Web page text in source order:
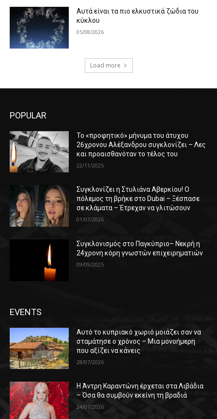
Αυτά είναι τα πιο ελκυστικά ζώδια του
κύκλου
05/08/2026
Load more
POPULAR
Το «προφητικό» μήνυμα του άτυχου
26χρονου Αλέξανδρου συγκλονίζει – Λες
και προαισθανόταν το τέλος του
22/11/2025
Συγκλονίζει η Στυλιάνα Αβερκίου! Ο
πόλεμος τη βρήκε στο Dubai – Ξέσπασε
σε κλάματα – Έτρεχαν να γλιτώσουν
01/03/2026
Συγκλονισμός στο Παγκύπριο– Νεκρή η
24χρονη κόρη γνωστών επιχειρηματιών
09/09/2025
EVENTS
Αυτό το κυπριακό χωριό μοιάζει σαν να
σταμάτησε ο χρόνος – Μια μονοήμερη
που αξίζει να κάνεις
28/07/2026
Η Άντρη Καραντώνη έρχεται στα Λιβάδια
– Όσα θα συμβούν εκείνη τη βραδιά
24/07/2026